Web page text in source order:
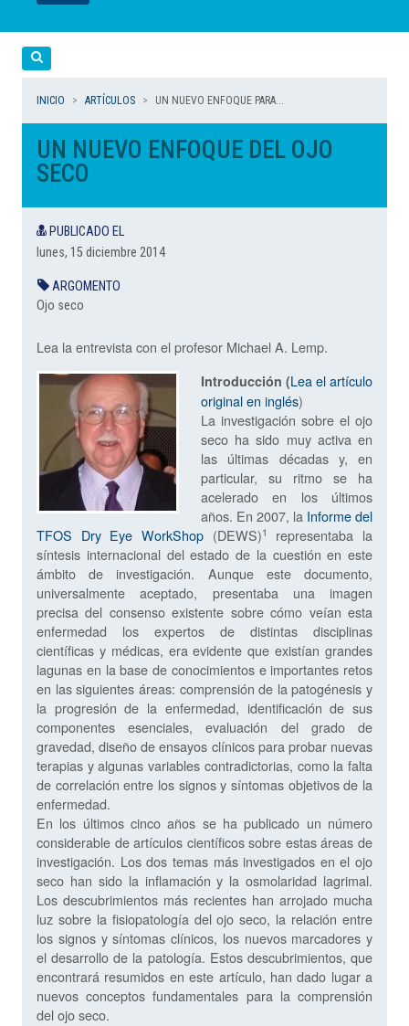
LEER
LEER
LEER
LEER
LEER
INICIO ARTÍCULOS UN NUEVO ENFOQUE PARA...
UN NUEVO ENFOQUE DEL OJO
SECO
PUBLICADO EL
lunes, 15 diciembre 2014
ARGOMENTO
Ojo seco
Lea la entrevista con el profesor Michael A. Lemp.
Introducción (Lea el artículo
original en inglés)
La investigación sobre el ojo
seco ha sido muy activa en
las últimas décadas y, en
particular, su ritmo se ha
acelerado en los últimos
años. En 2007, la Informe del
TFOS Dry Eye WorkShop (DEWS)1
representaba la
síntesis internacional del estado de la cuestión en este
ámbito de investigación. Aunque este documento,
universalmente aceptado, presentaba una imagen
precisa del consenso existente sobre cómo veían esta
enfermedad los expertos de distintas disciplinas
científicas y médicas, era evidente que existían grandes
lagunas en la base de conocimientos e importantes retos
en las siguientes áreas: comprensión de la patogénesis y
la progresión de la enfermedad, identificación de sus
componentes esenciales, evaluación del grado de
gravedad, diseño de ensayos clínicos para probar nuevas
terapias y algunas variables contradictorias, como la falta
de correlación entre los signos y síntomas objetivos de la
enfermedad.
En los últimos cinco años se ha publicado un número
considerable de artículos científicos sobre estas áreas de
investigación. Los dos temas más investigados en el ojo
seco han sido la inflamación y la osmolaridad lagrimal.
Los descubrimientos más recientes han arrojado mucha
luz sobre la fisiopatología del ojo seco, la relación entre
los signos y síntomas clínicos, los nuevos marcadores y
el desarrollo de la patología. Estos descubrimientos, que
encontrará resumidos en este artículo, han dado lugar a
nuevos conceptos fundamentales para la comprensión
del ojo seco.